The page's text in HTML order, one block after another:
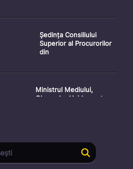
Ședința Consiliului
Superior al Procurorilor
din
Ministrul Mediului,
Gheorghe Hajder, este
Consultări publice privind
proiectul de lege pent